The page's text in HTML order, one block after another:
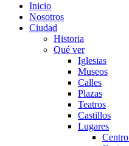
Inicio
Nosotros
Ciudad
Historia
Qué ver
Iglesias
Museos
Calles
Plazas
Teatros
Castillos
Lugares